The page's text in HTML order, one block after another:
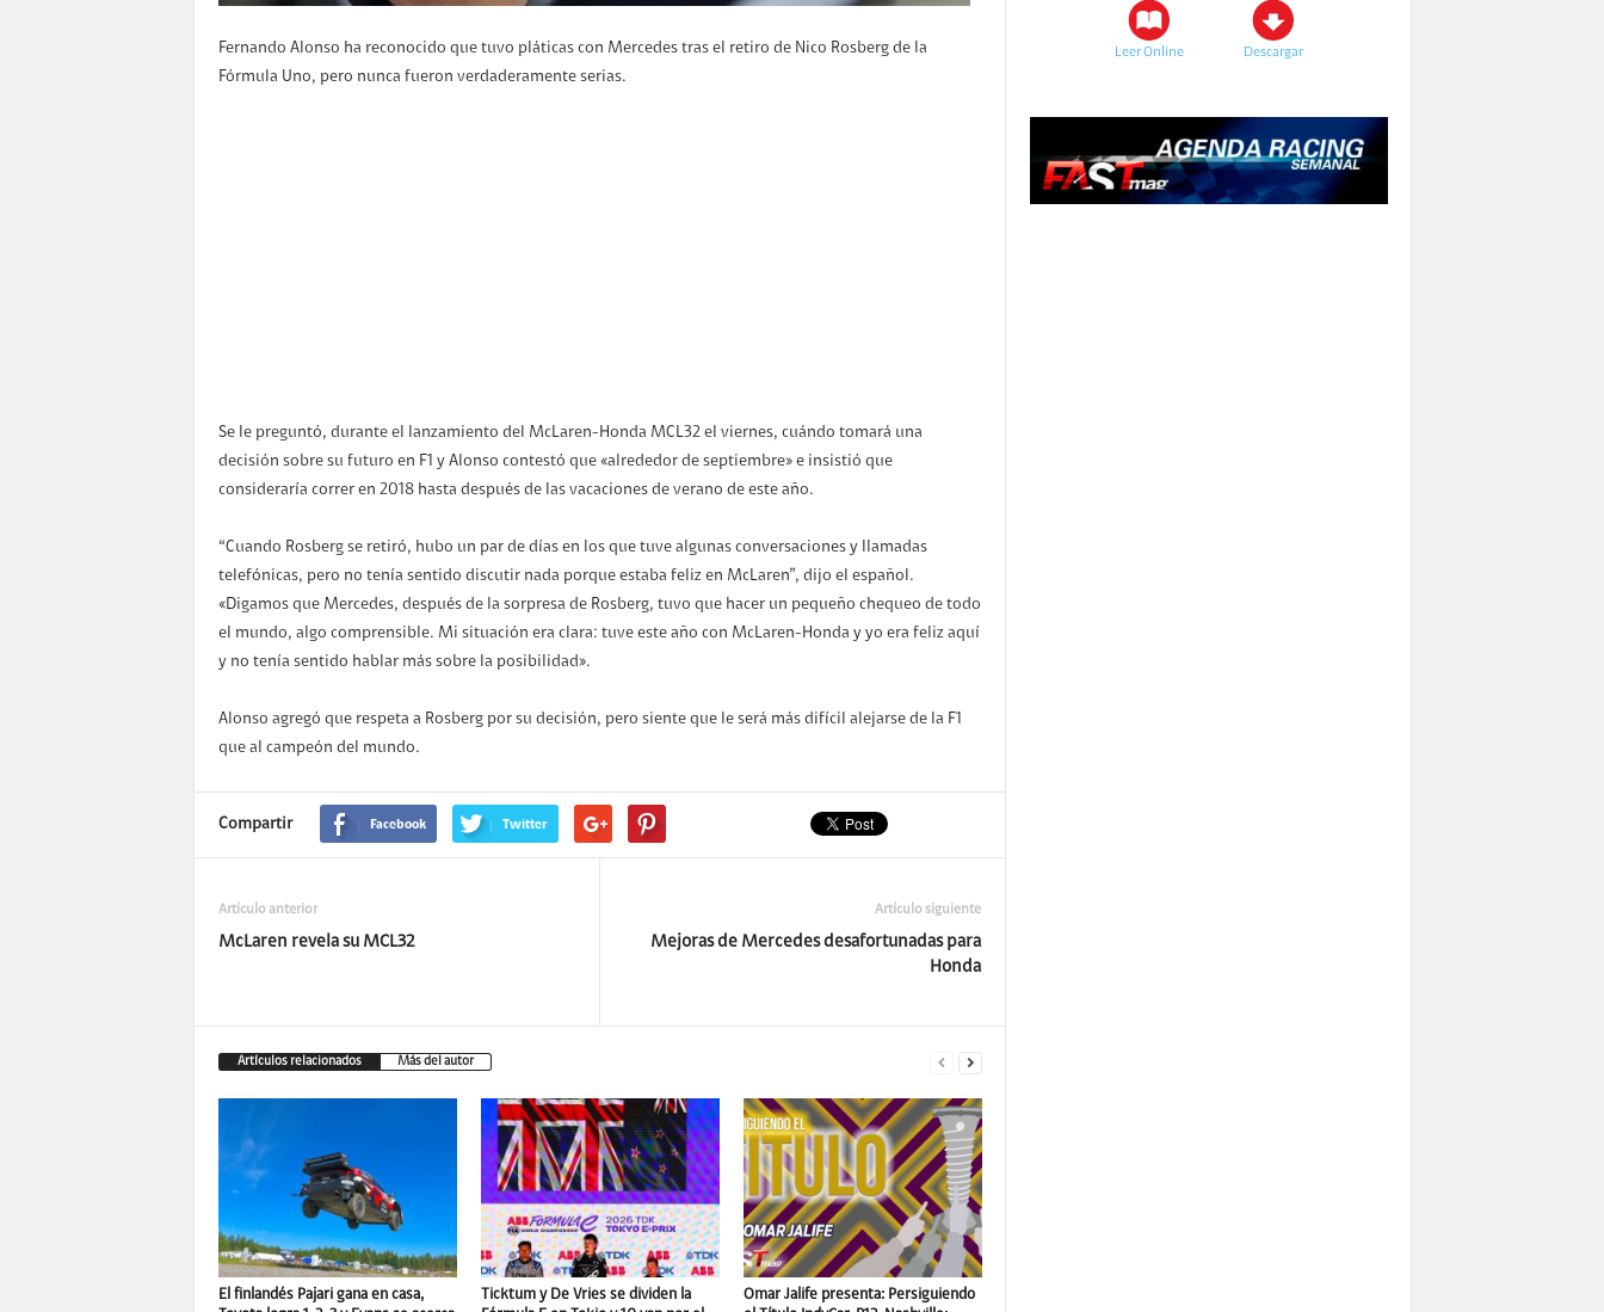
Fernando Alonso ha reconocido que tuvo pláticas con Mercedes tras el retiro de Nico Rosberg de la
Fórmula Uno, pero nunca fueron verdaderamente serias.
Se le preguntó, durante el lanzamiento del McLaren-Honda MCL32 el viernes, cuándo tomará una
decisión sobre su futuro en F1 y Alonso contestó que «alrededor de septiembre» e insistió que
consideraría correr en 2018 hasta después de las vacaciones de verano de este año.
“Cuando Rosberg se retiró, hubo un par de días en los que tuve algunas conversaciones y llamadas
telefónicas, pero no tenía sentido discutir nada porque estaba feliz en McLaren”, dijo el español.
«Digamos que Mercedes, después de la sorpresa de Rosberg, tuvo que hacer un pequeño chequeo de todo
el mundo, algo comprensible. Mi situación era clara: tuve este año con McLaren-Honda y yo era feliz aquí
y no tenía sentido hablar más sobre la posibilidad».
Alonso agregó que respeta a Rosberg por su decisión, pero siente que le será más difícil alejarse de la F1
que al campeón del mundo.
Compartir Facebook Twitter
Artículo anterior
McLaren revela su MCL32
Artículo siguiente
Mejoras de Mercedes desafortunadas para
Honda
Artículos relacionados Más del autor
El finlandés Pajari gana en casa,
Ticktum y De Vries se dividen la
Omar Jalife presenta: Persiguiendo
Leer Online Descargar